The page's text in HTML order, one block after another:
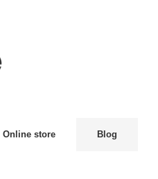
Online store Blog